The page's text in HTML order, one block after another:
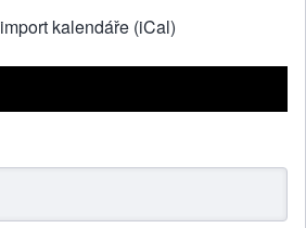
import kalendáře (iCal)